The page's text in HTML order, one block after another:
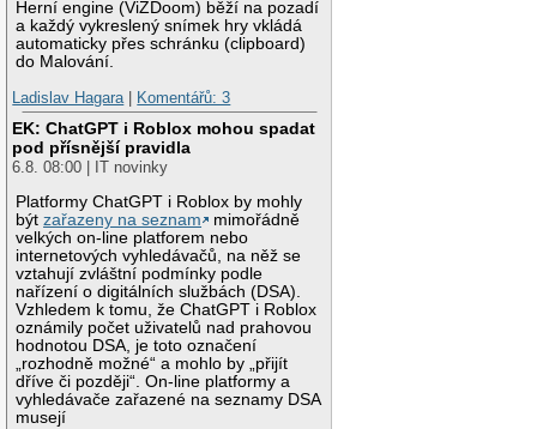
Herní engine (ViZDoom) běží na pozadí
a každý vykreslený snímek hry vkládá
automaticky přes schránku (clipboard)
do Malování.
Ladislav Hagara
Komentářů: 3
EK: ChatGPT i Roblox mohou spadat
pod přísnější pravidla
6.8. 08:00 | IT novinky
Platformy ChatGPT i Roblox by mohly
býtzařazeny na seznam
mimořádně
velkých on-line platforem nebo
internetových vyhledávačů, na něž se
vztahují zvláštní podmínky podle
nařízení o digitálních službách (DSA).
Vzhledem k tomu, že ChatGPT i Roblox
oznámily počet uživatelů nad prahovou
hodnotou DSA, je toto označení
„rozhodně možné“ a mohlo by „přijít
dříve či později“. On-line platformy a
vyhledávače zařazené na seznamy DSA
musejí